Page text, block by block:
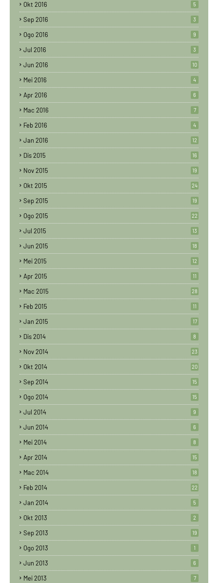
Okt 2016 5
Sep 2016 3
Ogo 2016 9
Jul 2016 3
Jun 2016 10
Mei 2016 4
Apr 2016 6
Mac 2016 7
Feb 2016 4
Jan 2016 12
Dis 2015 16
Nov 2015 19
Okt 2015 24
Sep 2015 19
Ogo 2015 22
Jul 2015 13
Jun 2015 18
Mei 2015 12
Apr 2015 11
Mac 2015 28
Feb 2015 11
Jan 2015 17
Dis 2014 8
Nov 2014 23
Okt 2014 20
Sep 2014 15
Ogo 2014 15
Jul 2014 9
Jun 2014 6
Mei 2014 8
Apr 2014 15
Mac 2014 18
Feb 2014 22
Jan 2014 5
Okt 2013 2
Sep 2013 19
Ogo 2013 1
Jun 2013 6
Mei 2013 7